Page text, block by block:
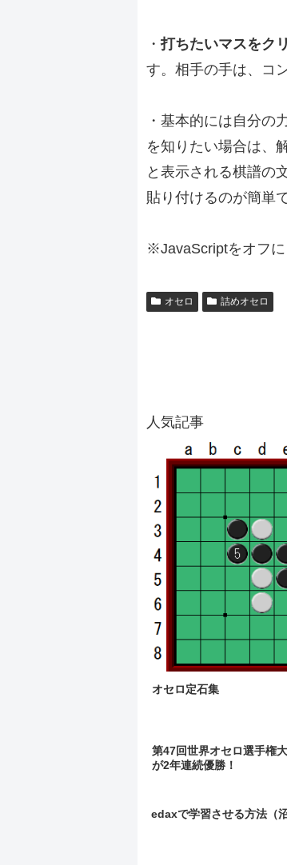
・打ちたいマスをク
す。相手の手は、コ
・基本的には自分の
を知りたい場合は、
と表示される棋譜の
貼り付けるのが簡単で
※JavaScriptをオフに
オセロ 詰めオセロ
人気記事
オセロ定石集
第47回世界オセロ選手権
が2年連続優勝！
edaxで学習させる方法（